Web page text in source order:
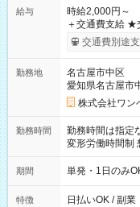
給与
時給2,000円～
＋交通費支給 ★交通費一部支給！ ┗1日500円を超えた分は全額
支給！ ※往復500
OK！（規定あ
期間なし
交通費別途
勤務地
名古屋市中区
愛知県名古屋市
株式会社ワン
勤務時間
勤務時間は指定
変形労働時間制 想定労
10/26 全日共通
～9/19のみ下記シ
00
期間 単発・1日のみ
特徴 日払いOK / 副業